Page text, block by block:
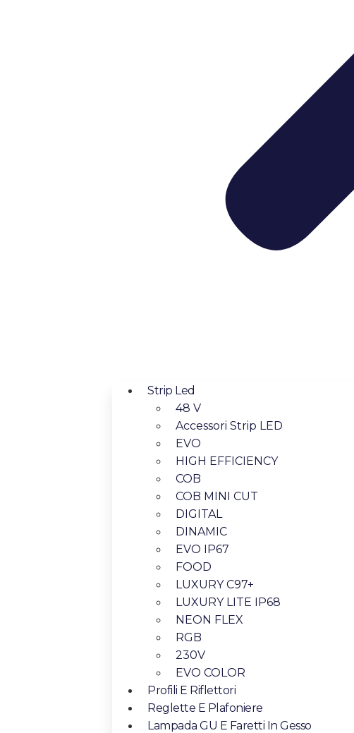
Strip Led
48 V
Accessori Strip LED
EVO
HIGH EFFICIENCY
COB
COB MINI CUT
DIGITAL
DINAMIC
EVO IP67
FOOD
LUXURY C97+
LUXURY LITE IP68
NEON FLEX
RGB
230V
EVO COLOR
Profili E Riflettori
Reglette E Plafoniere
Lampada GU E Faretti In Gesso